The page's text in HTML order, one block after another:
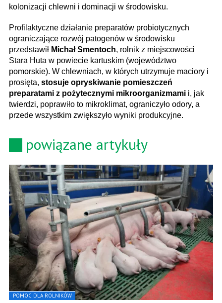
kolonizacji chlewni i dominacji w środowisku.
Profilaktyczne działanie preparatów probiotycznych
ograniczające rozwój patogenów w środowisku
przedstawił Michał Smentoch, rolnik z miejscowości
Stara Huta w powiecie kartuskim (województwo
pomorskie). W chlewniach, w których utrzymuje maciory i
prosięta, stosuje opryskiwanie pomieszczeń
preparatami z pożytecznymi mikroorganizmami i, jak
twierdzi, poprawiło to mikroklimat, ograniczyło odory, a
przede wszystkim zwiększyło wyniki produkcyjne.
powiązane artykuły
POMOC DLA ROLNIKÓW